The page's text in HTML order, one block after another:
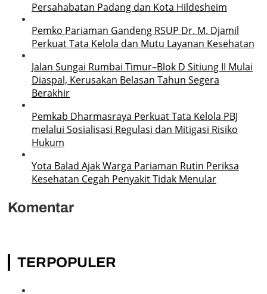
Persahabatan Padang dan Kota Hildesheim
Pemko Pariaman Gandeng RSUP Dr. M. Djamil
Perkuat Tata Kelola dan Mutu Layanan Kesehatan
Jalan Sungai Rumbai Timur–Blok D Sitiung II Mulai
Diaspal, Kerusakan Belasan Tahun Segera
Berakhir
Pemkab Dharmasraya Perkuat Tata Kelola PBJ
melalui Sosialisasi Regulasi dan Mitigasi Risiko
Hukum
Yota Balad Ajak Warga Pariaman Rutin Periksa
Kesehatan Cegah Penyakit Tidak Menular
Komentar
TERPOPULER